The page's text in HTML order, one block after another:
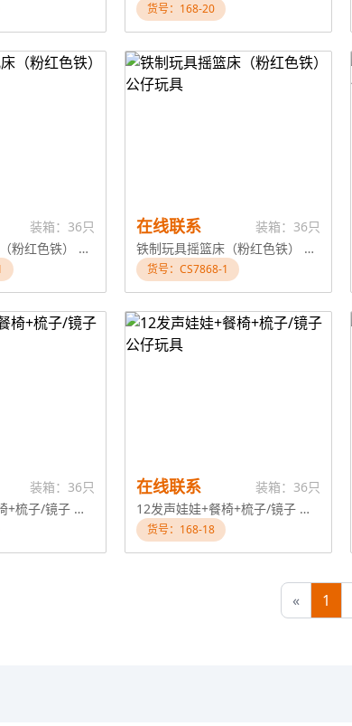
货号：168-20
装箱：36只
铁制玩具婴儿床（粉红色铁） 公仔玩具
在线联系
装箱：36只
铁制玩具摇篮床（粉红色铁） 公仔玩具
货号：CS7868-1
装箱：36只
14发声娃娃+餐椅+梳子/镜子 公仔玩具
在线联系
装箱：36只
12发声娃娃+餐椅+梳子/镜子 公仔玩具
货号：168-18
« 1